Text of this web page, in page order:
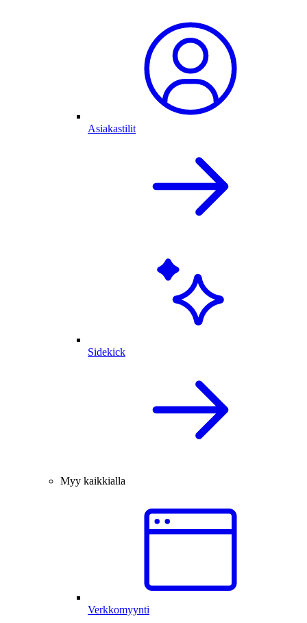
Asiakastilit
Sidekick
Myy kaikkialla
Verkkomyynti